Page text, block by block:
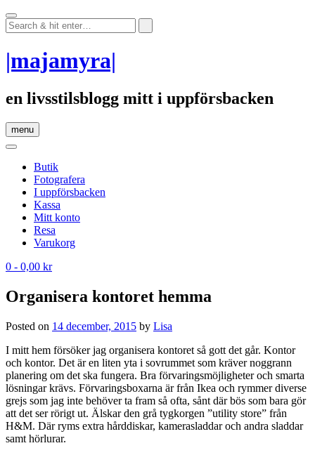
Skip
to
content
|majamyra|
en livsstilsblogg mitt i uppförsbacken
menu
Butik
Fotografera
I uppförsbacken
Kassa
Mitt konto
Resa
Varukorg
0 - 0,00 kr
Organisera kontoret hemma
Posted on 14 december, 2015 by Lisa
I mitt hem försöker jag organisera kontoret så gott det går. Kontor
och kontor. Det är en liten yta i sovrummet som kräver noggrann
planering om det ska fungera. Bra förvaringsmöjligheter och smarta
lösningar krävs. Förvaringsboxarna är från Ikea och rymmer diverse
grejs som jag inte behöver ta fram så ofta, sånt där bös som bara gör
att det ser rörigt ut. Älskar den grå tygkorgen ”utility store” från
H&M. Där ryms extra hårddiskar, kamerasladdar och andra sladdar
samt hörlurar.